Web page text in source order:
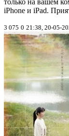
iPhone и iPad.
3 075 0 21:38, 20-05-